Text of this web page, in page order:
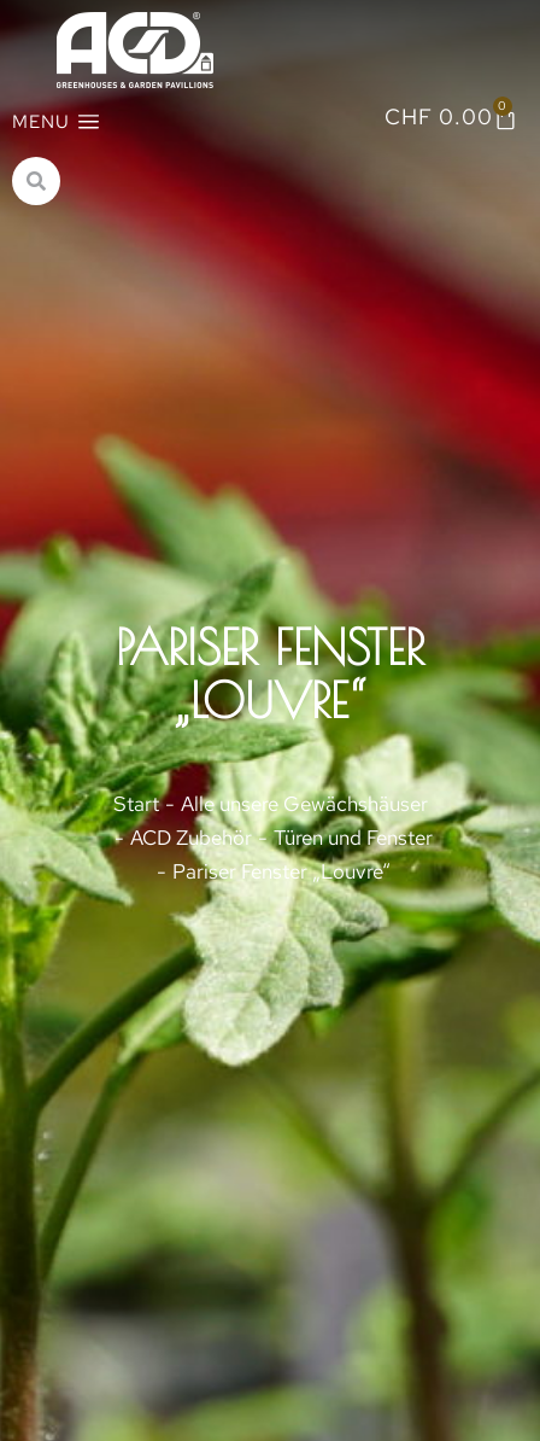
MENU CHF 0.00 0
PARISER FENSTER
„LOUVRE“
Sie befinden sich hier:
Start
Alle unsere Gewächshäuser
ACD Zubehör
Türen und Fenster
Pariser Fenster „Louvre“